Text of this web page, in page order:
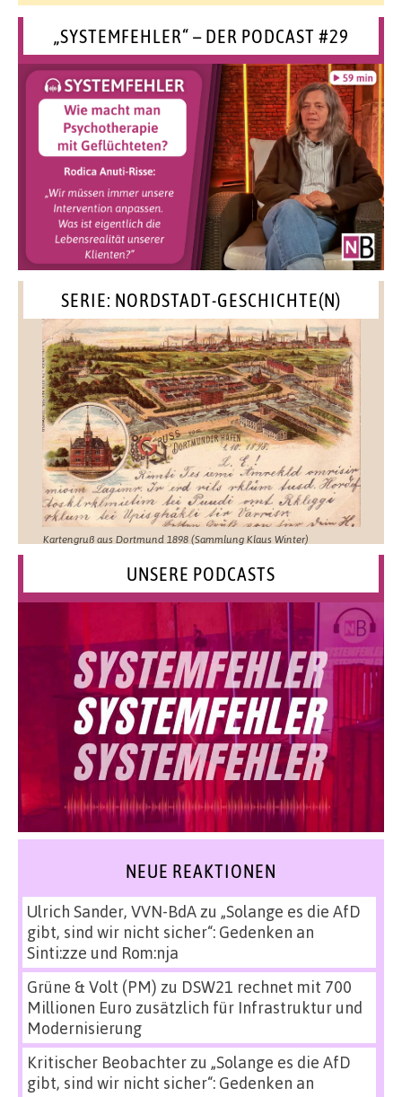
„SYSTEMFEHLER“ – DER PODCAST #29
SERIE: NORDSTADT-GESCHICHTE(N)
Kartengruß aus Dortmund 1898 (Sammlung Klaus Winter)
UNSERE PODCASTS
NEUE REAKTIONEN
Ulrich Sander, VVN-BdAzu „Solange es die AfD
gibt, sind wir nicht sicher“: Gedenken an
Sinti:zze und Rom:nja
Grüne & Volt (PM) zu DSW21 rechnet mit 700
Millionen Euro zusätzlich für Infrastruktur und
Modernisierung
Kritischer Beobachterzu „Solange es die AfD
gibt, sind wir nicht sicher“: Gedenken an